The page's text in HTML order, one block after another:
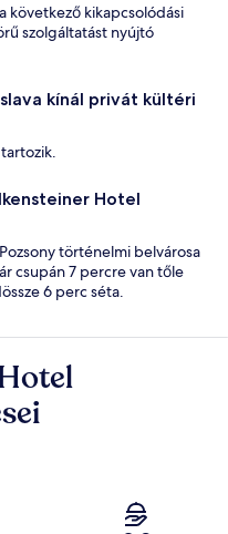
következő kikapcsolódási
szolgáltatást nyújtó
kínál privát kültéri
Hotel
történelmi belvárosa
csupán 7 percre van tőle
6 perc séta.